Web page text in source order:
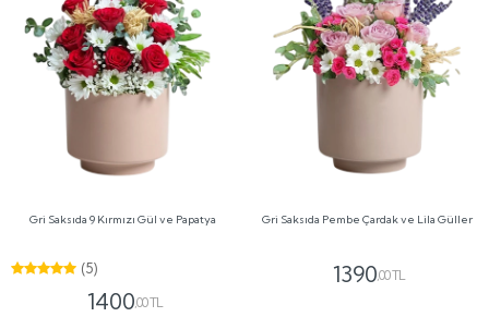
Gri Saksıda 9 Kırmızı Gül ve Papatya
(5)
1400,00 TL
Gri Saksıda Pembe Çardak ve Lila Güller
1390,00 TL